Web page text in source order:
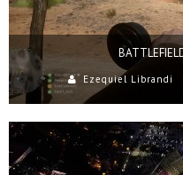
Ezequiel Librandi